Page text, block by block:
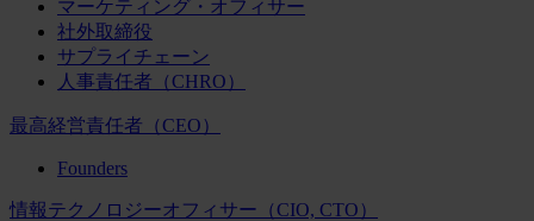
マーケティング・オフィサー
社外取締役
サプライチェーン
人事責任者（CHRO）
最高経営責任者（CEO）
Founders
情報テクノロジーオフィサー（CIO, CTO）